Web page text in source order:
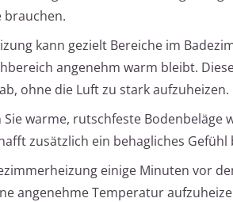
brauchen.
kann gezielt Bereiche im
angenehm warm bleibt.
ohne die Luft zu stark aufzuheizen.
Sie warme, rutschfeste Bodenbeläge
zusätzlich ein behagliches Gefühl
einige Minuten vor
angenehme Temperatur